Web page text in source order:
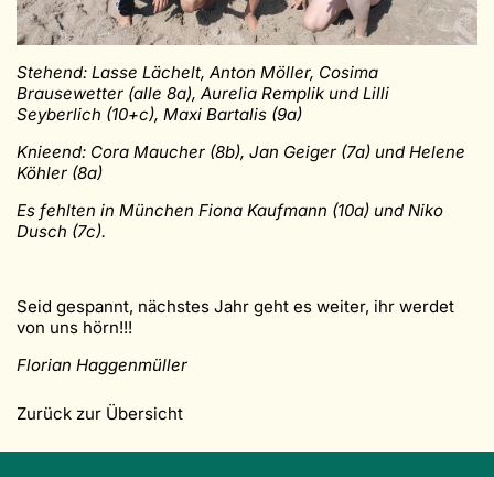
Stehend: Lasse Lächelt, Anton Möller, Cosima
Brausewetter (alle 8a), Aurelia Remplik und Lilli
Seyberlich (10+c), Maxi Bartalis (9a)
Knieend: Cora Maucher (8b), Jan Geiger (7a) und Helene
Köhler (8a)
Es fehlten in München Fiona Kaufmann (10a) und Niko
Dusch (7c).
Seid gespannt, nächstes Jahr geht es weiter, ihr werdet
von uns hörn!!!
Florian Haggenmüller
Zurück zur Übersicht